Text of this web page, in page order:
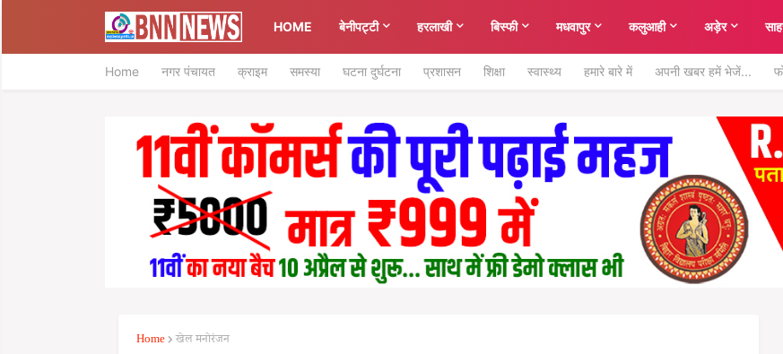
HOME बेनीपट्टी हरलाखी बिस्फी मधवापुर कलुआही अड़ेर
Home नगर पंचायत क्राइम समस्या घटना दुर्घटना प्रशासन शिक्षा स्वास्थ्य हमारे बारे में अपनी खबर हमें भेजें...
Home खेल मनोरंजन